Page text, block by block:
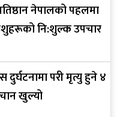
नेपालको पहलमा
नि:शुल्क उपचार
दुर्घटनामा परी मृत्यु हुने ४
खुल्यो